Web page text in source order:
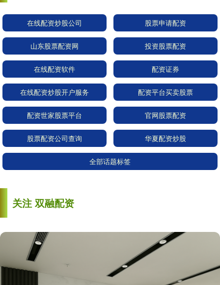
在线配资炒股公司 股票申请配资
山东股票配资网 投资股票配资
在线配资软件 配资证券
在线配资炒股开户服务 配资平台买卖股票
配资世家股票平台 官网股票配资
股票配资公司查询 华夏配资炒股
全部话题标签
关注 双融配资